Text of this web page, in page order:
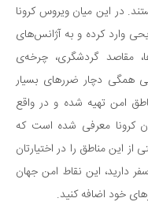
در این میان ویروس کرونا
وارد کرده و به آژانس‌های
مقاصد گردشگری، چرخه‌ی
همگی دچار ضررهای بسیار
امن تهیه شده و در واقع
کرونا معرفی شده است که
این مناطق را در اختیارتان
دارید، این نقاط امن جهان
خود اضافه کنید.